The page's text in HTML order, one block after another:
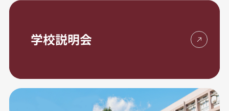
学校説明会